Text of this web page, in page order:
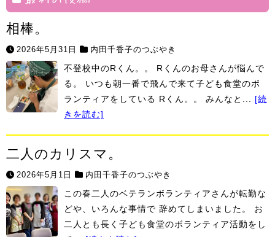
相棒。
2026年5月31日 内田千香子のつぶやき
不登校中のRくん。。 Rくんのお母さんが悩んで
る。 いつも朝一番で飛んで来て子ども食堂のボ
ランティアをしている Rくん。。 みんなと... [続
きを読む]
二人のカリスマ。
2026年5月1日 内田千香子のつぶやき
この春二人のベテランボランティアさんが転勤な
どや、いろんな事情で 辞めてしまいました。 お
二人とも長く子ども食堂のボランティア活動をし